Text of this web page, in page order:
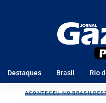
Destaques Brasil Rio
ACONTECEU NO BRASIL